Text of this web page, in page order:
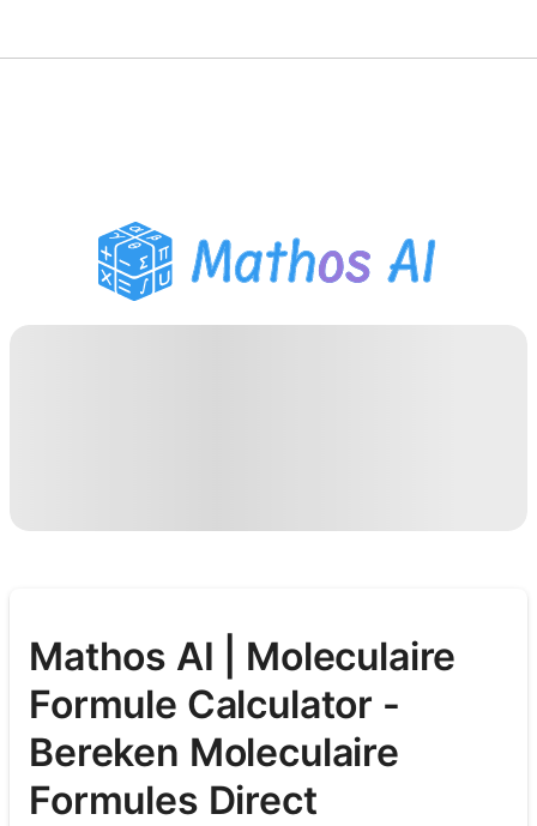
PDF Huiswerk Helper
Studietools
Mathos AI | Moleculaire
Formule Calculator -
Bereken Moleculaire
Formules Direct